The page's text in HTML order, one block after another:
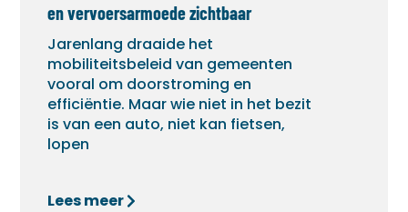
en vervoersarmoede zichtbaar
Jarenlang draaide het
mobiliteitsbeleid van gemeenten
vooral om doorstroming en
efficiëntie. Maar wie niet in het bezit
is van een auto, niet kan fietsen,
lopen
Lees meer